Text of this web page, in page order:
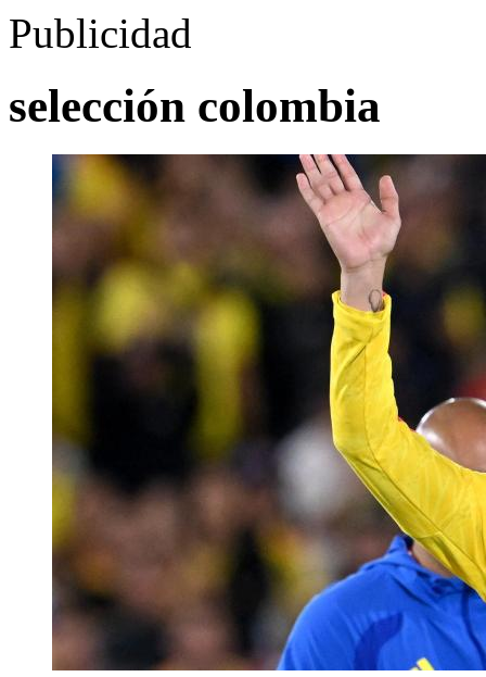
Publicidad
selección colombia